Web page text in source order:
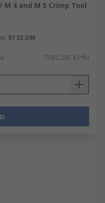
M 4 and M 5 Crimp Tool
97 22 240
) THB2,205.42/ชิ้น